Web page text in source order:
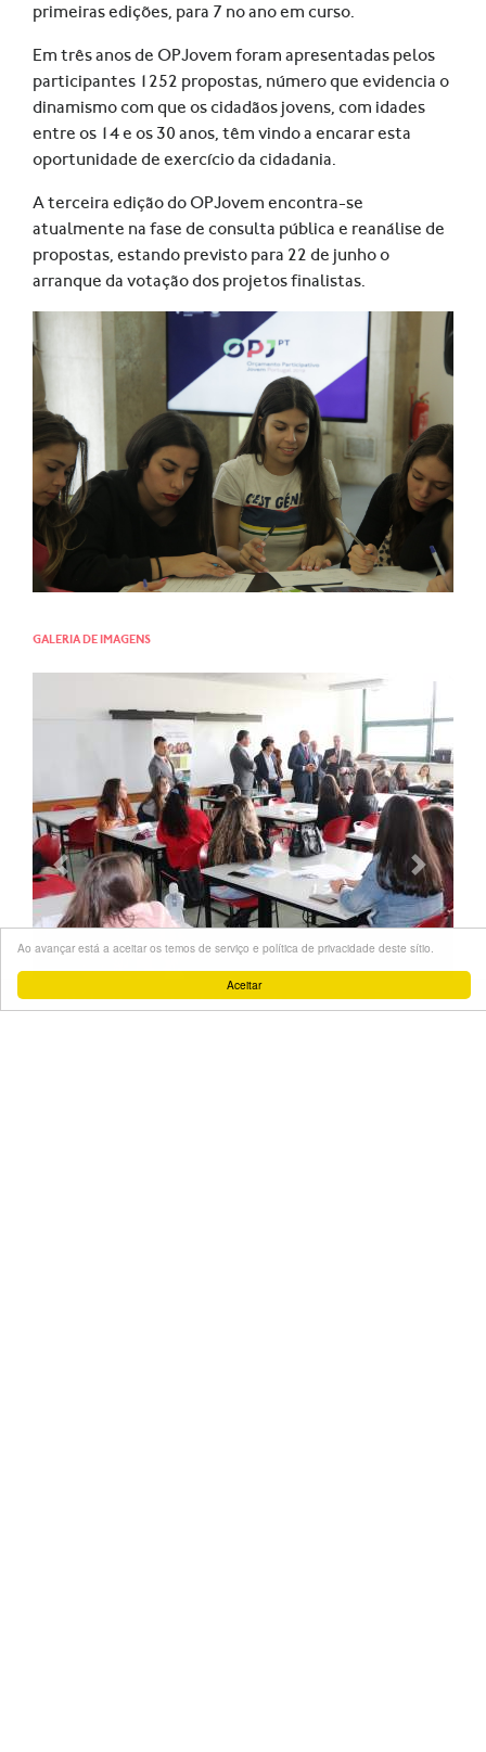
Aceitar
Ao avançar está a aceitar os temos de serviço e política de privacidade deste sítio.
primeiras edições, para 7 no ano em curso.
Em três anos de OPJovem foram apresentadas pelos
participantes 1252 propostas, número que evidencia o
dinamismo com que os cidadãos jovens, com idades
entre os 14 e os 30 anos, têm vindo a encarar esta
oportunidade de exercício da cidadania.
A terceira edição do OPJovem encontra-se
atualmente na fase de consulta pública e reanálise de
propostas, estando previsto para 22 de junho o
arranque da votação dos projetos finalistas.
GALERIA DE IMAGENS
Termos de Serviço